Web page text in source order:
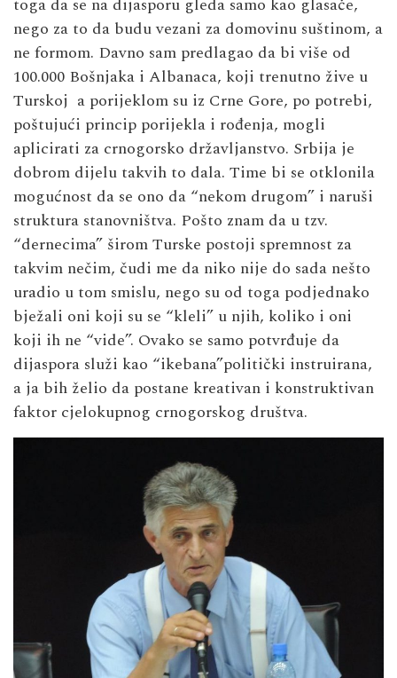
toga da se na dijasporu gleda samo kao glasače,
nego za to da budu vezani za domovinu suštinom, a
ne formom. Davno sam predlagao da bi više od
100.000 Bošnjaka i Albanaca, koji trenutno žive u
Turskoj a porijeklom su iz Crne Gore, po potrebi,
poštujući princip porijekla i rođenja, mogli
aplicirati za crnogorsko državljanstvo. Srbija je
dobrom dijelu takvih to dala. Time bi se otklonila
mogućnost da se ono da “nekom drugom” i naruši
struktura stanovništva. Pošto znam da u tzv.
“dernecima” širom Turske postoji spremnost za
takvim nečim, čudi me da niko nije do sada nešto
uradio u tom smislu, nego su od toga podjednako
bježali oni koji su se “kleli” u njih, koliko i oni
koji ih ne “vide”. Ovako se samo potvrđuje da
dijaspora služi kao “ikebana”politički instruirana,
a ja bih želio da postane kreativan i konstruktivan
faktor cjelokupnog crnogorskog društva.